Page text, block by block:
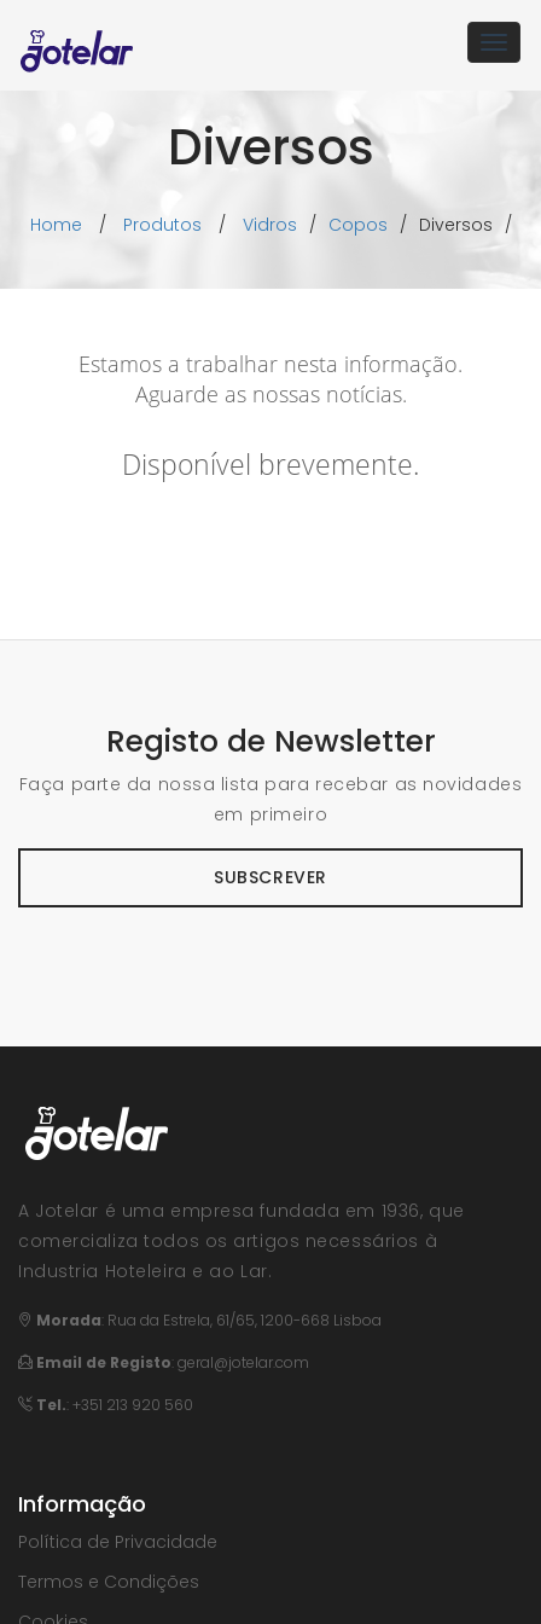
Diversos
Home / Produtos / Vidros / Copos / Diversos /
Estamos a trabalhar nesta informação.
Aguarde as nossas notícias.
Disponível brevemente.
Registo de Newsletter
Faça parte da nossa lista para recebar as novidades
em primeiro
SUBSCREVER
A Jotelar é uma empresa fundada em 1936, que
comercializa todos os artigos necessários à
Industria Hoteleira e ao Lar.
Morada: Rua da Estrela, 61/65, 1200-668 Lisboa
Email de Registo:geral@jotelar.com
Tel.: +351 213 920 560
Informação
Política de Privacidade
Termos e Condições